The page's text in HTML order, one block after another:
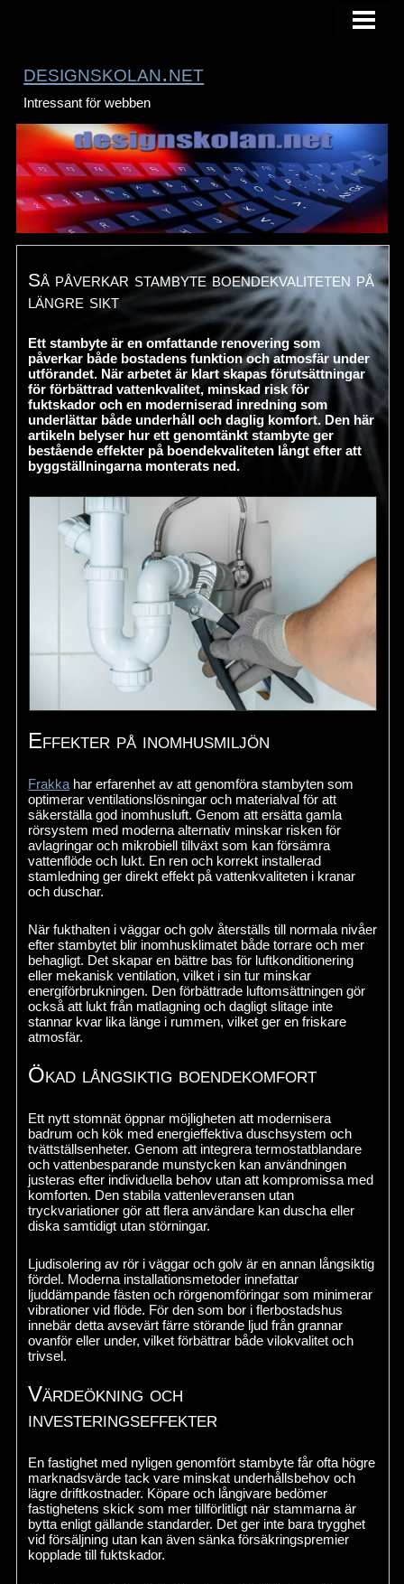
designskolan.net
Intressant för webben
Så påverkar stambyte boendekvaliteten på
längre sikt
Ett stambyte är en omfattande renovering som
påverkar både bostadens funktion och atmosfär under
utförandet. När arbetet är klart skapas förutsättningar
för förbättrad vattenkvalitet, minskad risk för
fuktskador och en moderniserad inredning som
underlättar både underhåll och daglig komfort. Den här
artikeln belyser hur ett genomtänkt stambyte ger
bestående effekter på boendekvaliteten långt efter att
byggställningarna monterats ned.
Effekter på inomhusmiljön
Frakkahar erfarenhet av att genomföra stambyten som
optimerar ventilationslösningar och materialval för att
säkerställa god inomhusluft. Genom att ersätta gamla
rörsystem med moderna alternativ minskar risken för
avlagringar och mikrobiell tillväxt som kan försämra
vattenflöde och lukt. En ren och korrekt installerad
stamledning ger direkt effekt på vattenkvaliteten i kranar
och duschar.
När fukthalten i väggar och golv återställs till normala nivåer
efter stambytet blir inomhusklimatet både torrare och mer
behagligt. Det skapar en bättre bas för luftkonditionering
eller mekanisk ventilation, vilket i sin tur minskar
energiförbrukningen. Den förbättrade luftomsättningen gör
också att lukt från matlagning och dagligt slitage inte
stannar kvar lika länge i rummen, vilket ger en friskare
atmosfär.
Ökad långsiktig boendekomfort
Ett nytt stomnät öppnar möjligheten att modernisera
badrum och kök med energieffektiva duschsystem och
tvättställsenheter. Genom att integrera termostatblandare
och vattenbesparande munstycken kan användningen
justeras efter individuella behov utan att kompromissa med
komforten. Den stabila vattenleveransen utan
tryckvariationer gör att flera användare kan duscha eller
diska samtidigt utan störningar.
Ljudisolering av rör i väggar och golv är en annan långsiktig
fördel. Moderna installationsmetoder innefattar
ljuddämpande fästen och rörgenomföringar som minimerar
vibrationer vid flöde. För den som bor i flerbostadshus
innebär detta avsevärt färre störande ljud från grannar
ovanför eller under, vilket förbättrar både vilokvalitet och
trivsel.
Värdeökning och
investeringseffekter
En fastighet med nyligen genomfört stambyte får ofta högre
marknadsvärde tack vare minskat underhållsbehov och
lägre driftkostnader. Köpare och långivare bedömer
fastighetens skick som mer tillförlitligt när stammarna är
bytta enligt gällande standarder. Det ger inte bara trygghet
vid försäljning utan kan även sänka försäkringspremier
kopplade till fuktskador.